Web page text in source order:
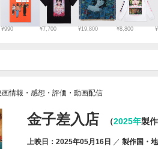
¥990 ¥7,700 ¥19,800 ¥8,800
情報・感想・評価・動画配信
金子差入店 （2025年製
上映日：2025年05月16日 製作国・地